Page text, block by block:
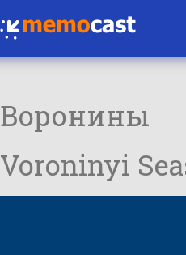
Воронины
Voroninyi